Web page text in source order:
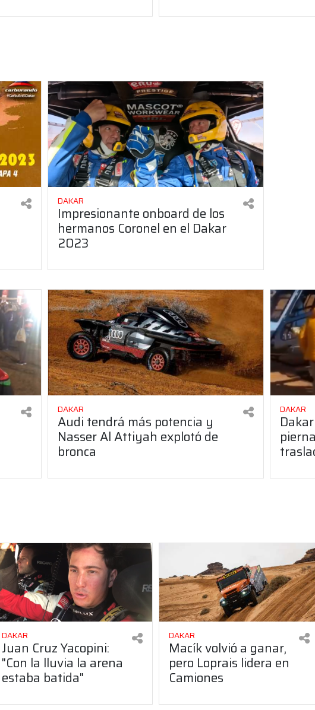
DAKAR
Impresionante onboard de los
hermanos Coronel en el Dakar
2023
DAKAR
Audi tendrá más potencia y
Nasser Al Attiyah explotó de
bronca
DAKAR
DAKAR
Juan Cruz Yacopini:
"Con la lluvia la arena
estaba batida"
DAKAR
Macík volvió a ganar,
pero Loprais lidera en
Camiones